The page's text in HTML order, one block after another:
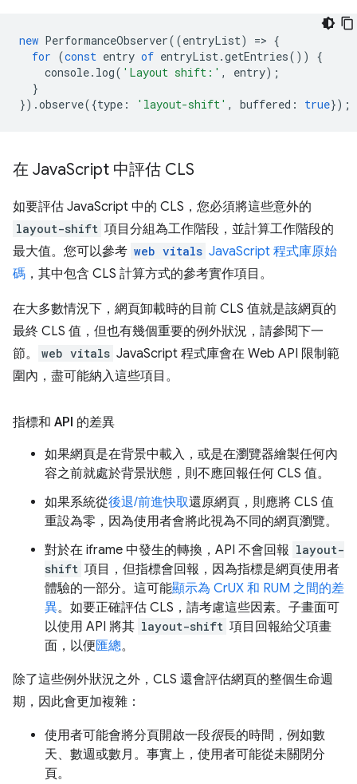
new PerformanceObserver((entryList) => {
for (const entry of entryList.getEntries())
{
console. log( 'Layout shift:' , entry);
}
}).observe({type : 'layout-shift' , buffered : true});
在 JavaScript 中評估 CLS
如要評估 JavaScript 中的 CLS，您必須將這些意外的
layout-shift 項目分組為工作階段，並計算工作階段的
最大值。您可以參考 web vitals JavaScript 程式庫原始
碼 ，其中包含 CLS 計算方式的參考實作項目。
在大多數情況下，網頁卸載時的目前 CLS 值就是該網頁的
最終 CLS 值，但也有幾個重要的例外狀況，請參閱下一
節。
web vitals JavaScript 程式庫會在 Web API 限制範
圍內，盡可能納入這些項目。
指標和 API 的差異
如果網頁是在背景中載入，或是在瀏覽器繪製任何內
容之前就處於背景狀態，則不應回報任何 CLS 值。
如果系統從後退/前進快取還原網頁，則應將 CLS 值
重設為零，因為使用者會將此視為不同的網頁瀏覽。
對於在 iframe 中發生的轉換，API 不會回報 layout-
shift 項目，但指標會回報，因為指標是網頁使用者
體驗的一部分。這可能顯示為 CrUX 和 RUM 之間的差
異。如要正確評估 CLS，請考慮這些因素。子畫面可
以使用 API 將其 layout-shift 項目回報給父項畫
面，以便匯總。
除了這些例外狀況之外，CLS 還會評估網頁的整個生命週
期，因此會更加複雜：
使用者可能會將分頁開啟一段很長的時間，例如數
天、數週或數月。事實上，使用者可能從未關閉分
頁。